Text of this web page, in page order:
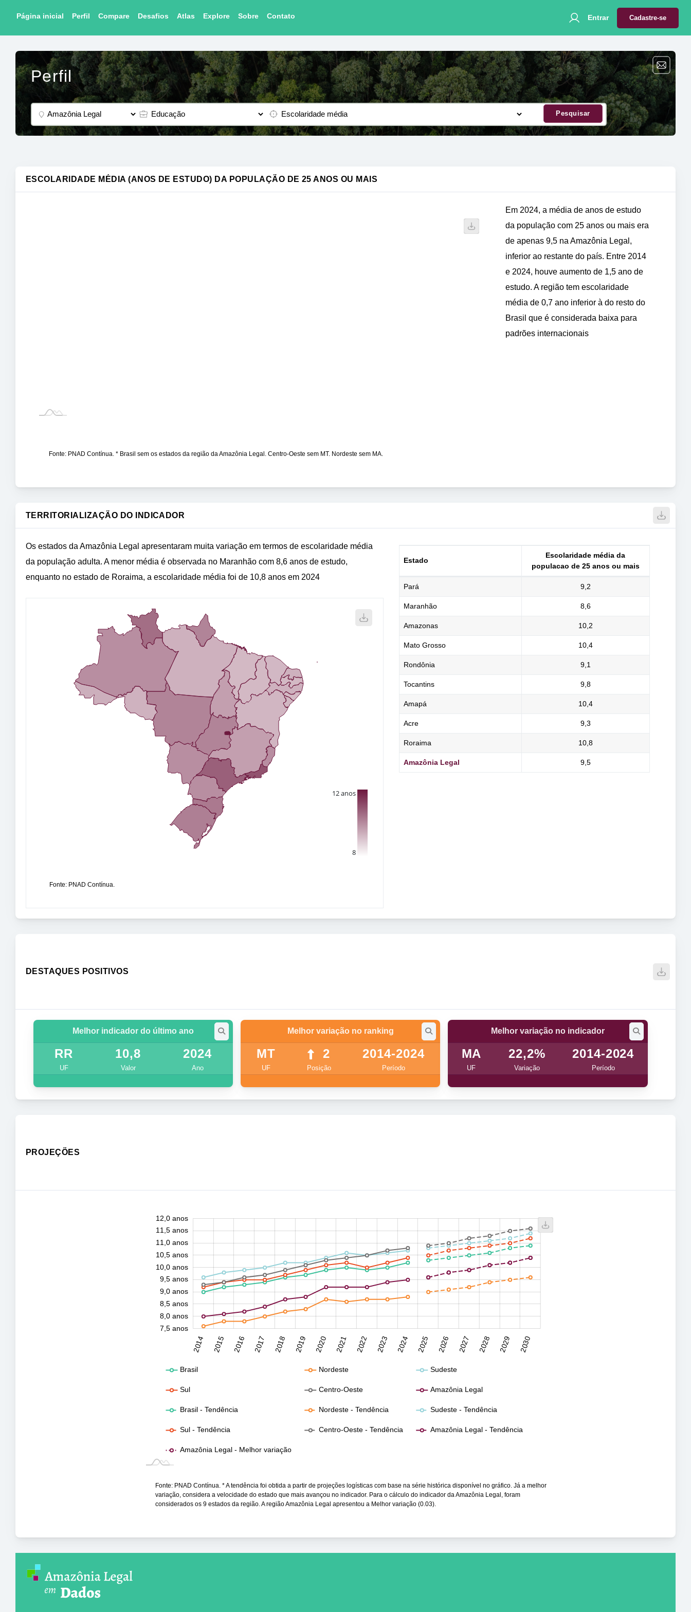
Página inicial Perfil Compare Desafios Atlas Explore Sobre Contato Entrar Cadastre-se
Perfil
Pesquisar
ESCOLARIDADE MÉDIA (ANOS DE ESTUDO) DA POPULAÇÃO DE 25 ANOS OU MAIS
Fonte: PNAD Contínua. * Brasil sem os estados da região da Amazônia Legal. Centro-Oeste sem MT. Nordeste sem MA.
Em 2024, a média de anos de estudo
da população com 25 anos ou mais era
de apenas 9,5 na Amazônia Legal,
inferior ao restante do país. Entre 2014
e 2024, houve aumento de 1,5 ano de
estudo. A região tem escolaridade
média de 0,7 ano inferior à do resto do
Brasil que é considerada baixa para
padrões internacionais
TERRITORIALIZAÇÃO DO INDICADOR
Os estados da Amazônia Legal apresentaram muita variação em termos de escolaridade média
da população adulta. A menor média é observada no Maranhão com 8,6 anos de estudo,
enquanto no estado de Roraima, a escolaridade média foi de 10,8 anos em 2024
Fonte: PNAD Contínua.
Estado
Escolaridade média da
populacao de 25 anos ou mais
Pará 9,2
Maranhão 8,6
Amazonas 10,2
Mato Grosso 10,4
Rondônia 9,1
Tocantins 9,8
Amapá 10,4
Acre 9,3
Roraima 10,8
Amazônia Legal 9,5
DESTAQUES POSITIVOS
Melhor indicador do último ano
RR
UF
10,8
Valor
2024
Ano
Melhor variação no ranking
MT
UF
2
Posição
2014-2024
Período
Melhor variação no indicador
MA
UF
22,2%
Variação
2014-2024
Período
PROJEÇÕES
10,0 anos
8,0 anos
9,0 anos
10,0 anos
12,0 anos
11,5 anos
11,0 anos
10,5 anos
9,5 anos
8,5 anos
7,5 anos
2014 2015 2016 2017 2018 2019 2020 2021 2022 2023 2024 2025 2026 2027 2028 2029 2030
2031
2032
Brasil Nordeste Sudeste
Sul Centro-Oeste Amazônia Legal
Brasil - Tendência Nordeste - Tendência Sudeste - Tendência
Sul - Tendência Centro-Oeste - Tendência Amazônia Legal - Tendência
Amazônia Legal - Melhor variação
Fonte: PNAD Contínua. * A tendência foi obtida a partir de projeções logísticas com base na série histórica disponível no gráfico. Já a melhor
variação, considera a velocidade do estado que mais avançou no indicador. Para o cálculo do indicador da Amazônia Legal, foram
considerados os 9 estados da região. A região Amazônia Legal apresentou a Melhor variação (0.03).